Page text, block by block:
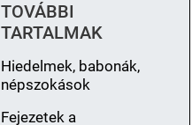
TOVÁBBI
TARTALMAK
Hiedelmek, babonák,
népszokások
Fejezetek a